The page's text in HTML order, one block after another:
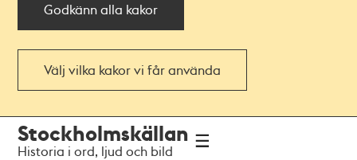
Godkänn alla kakor
Välj vilka kakor vi får använda
navigationen
huvudinnehållet
Stockholmskällan
Historia i ord, ljud och bild